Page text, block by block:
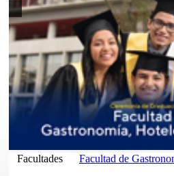
Facultades Facultad de